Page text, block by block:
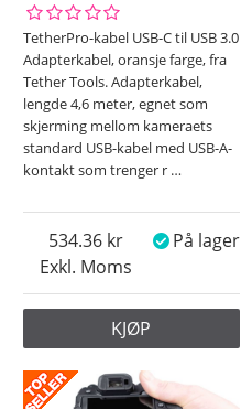
TetherPro-kabel USB-C til USB 3.0
Adapterkabel, oransje farge, fra
Tether Tools. Adapterkabel,
lengde 4,6 meter, egnet som
skjerming mellom kameraets
standard USB-kabel med USB-A-
kontakt som trenger r …
Exkl. Moms
534.36 På lager
KJØP